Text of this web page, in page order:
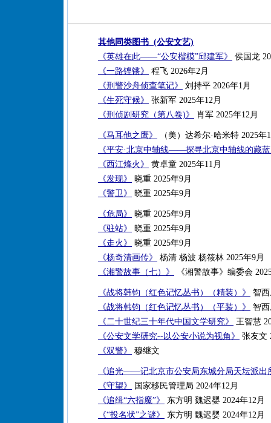
其他同类图书 (公安文艺)
《英雄在此——“公安楷模”邱建军》
侯国龙
《一路铿锵》
程飞 2026年2月
《刑警沙舟侦查笔记》
刘持平 2026年1月
《生死守候》
张新军 2025年12月
《刑侦剧研究（第八卷)》
肖军 2025年12月
《马耳他之鹰》
（美）达希尔·哈米特 2025年
《平安·北京中轴线——探寻北京中轴线的藏
《西江烽火》
黄卓童 2025年11月
《发现》
晓重 2025年9月
《警卫》
晓重 2025年9月
《危局》
晓重 2025年9月
《驻站》
晓重 2025年9月
《走火》
晓重 2025年9月
《杨奇清画传》
杨清 杨波 杨筱林 2025年9月
《湘警故事（七）》
《湘警故事》编委会
《战将韩钧（红色记忆丛书）（精装）》
智西
《战将韩钧（红色记忆丛书）（平装）》
智西
《二十世纪三十年代中国文学研究》
王智慧
《公安文学研究--以公安小说为视角》
张友文
《双警》
穆继文
《追光——记北京市公安局东城分局天坛派出
《守望》
国家移民管理局 2024年12月
《追缉“六指魔”》
东方明 魏迟婴 2024年12月
《“投名状”之谜》
东方明 魏迟婴 2024年12月